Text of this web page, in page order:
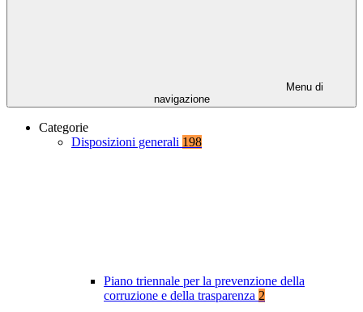
Menu di
navigazione
Categorie
Disposizioni generali 198
Piano triennale per la prevenzione della
corruzione e della trasparenza 2